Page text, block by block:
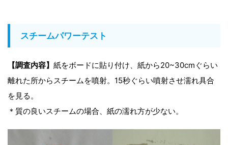
スチームパワーテスト
【調査内容】 紙をボードに貼り付け、紙から20~30cmぐらい
離れた所からスチームを噴射。15秒ぐらい噴射させ濡れ具合
を見る。
＊質の良いスチームの場合、紙の濡れ方が少ない。